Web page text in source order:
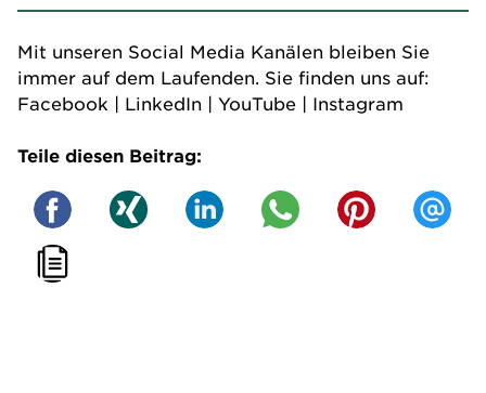
Mit unseren Social Media Kanälen bleiben Sie
immer auf dem Laufenden. Sie finden uns auf:
Facebook | LinkedIn | YouTube | Instagram
Teile diesen Beitrag: